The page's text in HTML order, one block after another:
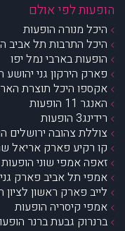
הופעות לפי אולם
היכל מנורה הופעות
היכל התרבות תל אביב
הופעות בארבי נמל יפו
פארק הירקון גני יהושע
אקספו היכל תוצרת
האנגר 11 הופעות
רידינג3 הופעות
צוללת צהובה ירושלים
קו רקיע פארק אריאל
זאפה אמפי שוני הופעות
אמפי תל אביב פארק
לייב פארק ראשון לציון
אמפי קיסריה הופעות
ברנרוק גבעת ברנר